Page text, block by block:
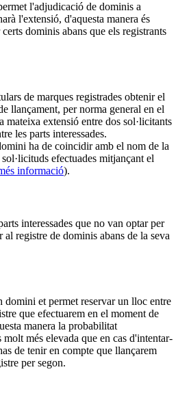
l'adjudicació de dominis a
l'extensió, d'aquesta manera és
dominis abans que els registrants
de marques registrades obtenir el
llançament, per norma general en el
mateixa extensió entre dos sol·licitants
les parts interessades.
ha de coincidir amb el nom de la
efectuades mitjançant el
informació).
interessades que no van optar per
registre de dominis abans de la seva
domini et permet reservar un lloc entre
que efectuarem en el moment de
manera la probabilitat
més elevada que en cas d'intentar-
de tenir en compte que llançarem
per segon.